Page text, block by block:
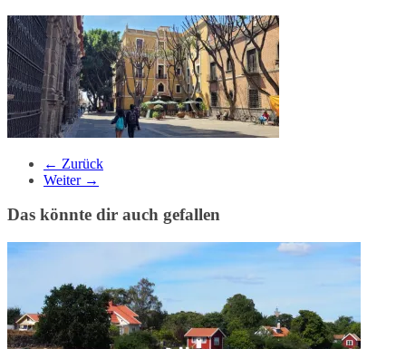
← Zurück
Weiter →
Das könnte dir auch gefallen